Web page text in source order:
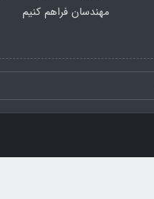
مهندسان فراهم کنیم